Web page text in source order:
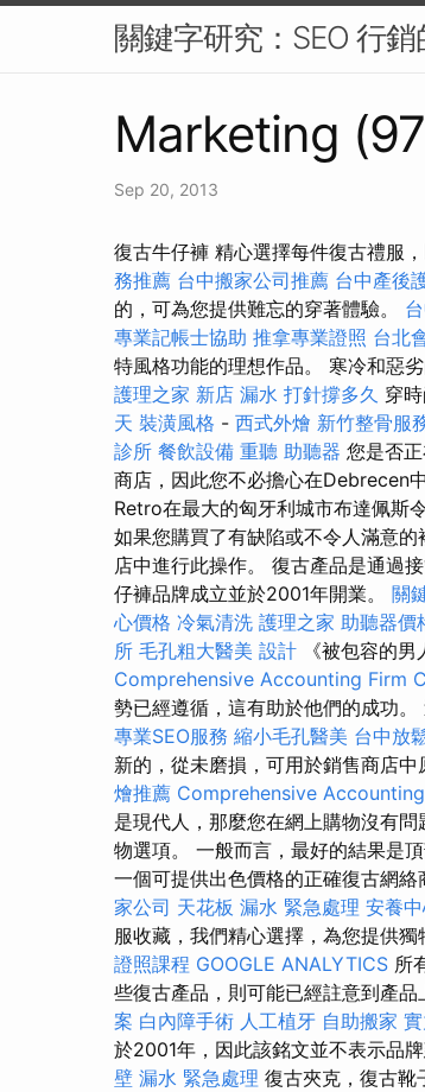
關鍵字研究：SEO 行
Marketing
Sep 20, 2013
復古牛仔褲 精心選擇每件復古禮服
務推薦 台中搬家公司推薦 台中產後
的，可為您提供難忘的穿著體驗。
專業記帳士協助 推拿專業證照 台北
特風格功能的理想作品。 寒冷和惡
護理之家 新店 漏水 打針撐多久 穿
天 裝潢風格 - 西式外燴 新竹整骨服
診所 餐飲設備 重聽 助聽器 您是否
商店，因此您不必擔心在Debrecen
Retro在最大的匈牙利城市布達佩斯
如果您購買了有缺陷或不令人滿意
店中進行此操作。 復古產品是通過
仔褲品牌成立並於2001年開業。 關
心價格 冷氣清洗 護理之家 助聽器價
所 毛孔粗大醫美 設計 《被包容的
Comprehensive Accounting Firm
勢已經遵循，這有助於他們的成功
專業SEO服務 縮小毛孔醫美 台中放
新的，從未磨損，可用於銷售商店中
燴推薦 Comprehensive
是現代人，那麼您在網上購物沒有
物選項。 一般而言，最好的結果是
一個可提供出色價格的正確復古網絡
家公司 天花板 漏水 緊急處理 安養
服收藏，我們精心選擇，為您提供獨
證照課程 GOOGLE ANALYTICS 所
些復古產品，則可能已經註意到產品
案 白內障手術 人工植牙 自助搬家
於2001年，因此該銘文並不表示品
壁 漏水 緊急處理 復古夾克，復古靴